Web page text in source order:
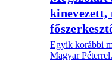
Egyik korábbi
Magyar Péterrel.